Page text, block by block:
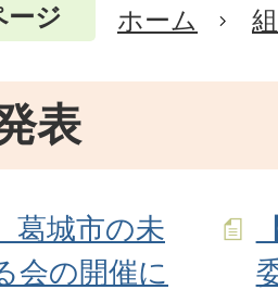
ージ ホーム
表
葛城市の未
会の開催に